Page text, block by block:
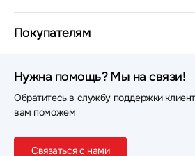
Покупателям
Нужна помощь? Мы на связи!
Обратитесь в службу поддержки
вам поможем
Связаться с нами